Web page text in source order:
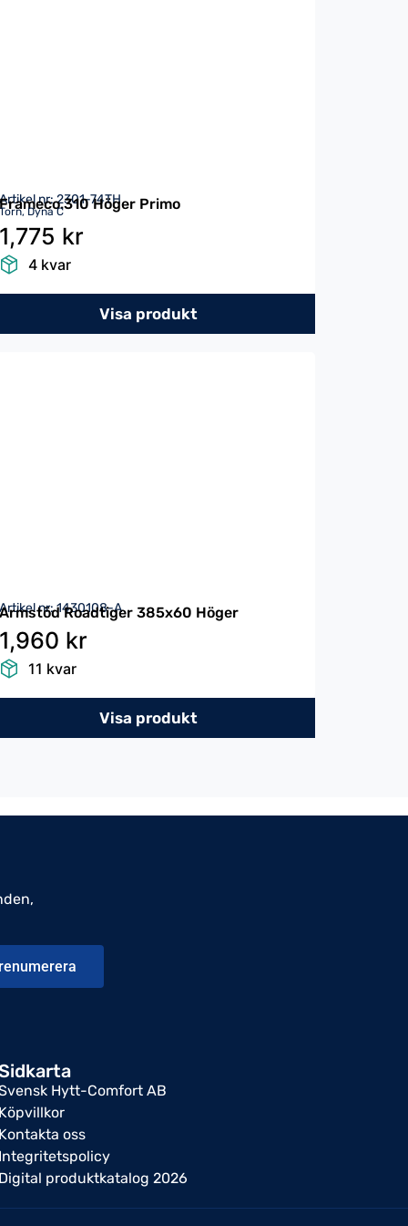
Artikel nr: 2301-74TH
Frameco.310 Höger Primo
Torn, Dyna C
1,775 kr
4 kvar
Visa produkt
Artikel nr: 1430108-A
Armstöd Roadtiger 385x60 Höger
1,960 kr
11 kvar
Visa produkt
Hytt-Comfort AB
oss
produktkatalog 2026